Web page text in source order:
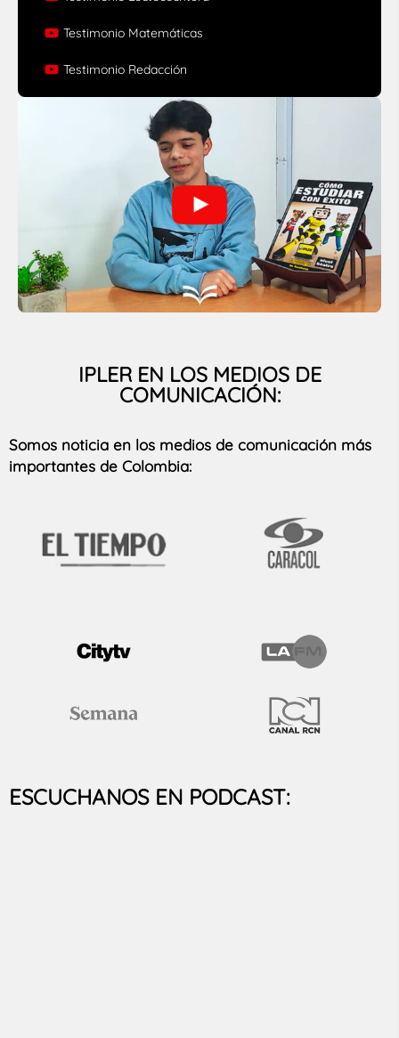
Testimonio Matemáticas
Testimonio Redacción
IPLER EN LOS MEDIOS DE
COMUNICACIÓN:
Somos noticia en los medios de comunicación más
importantes de Colombia:
ESCUCHANOS EN PODCAST: